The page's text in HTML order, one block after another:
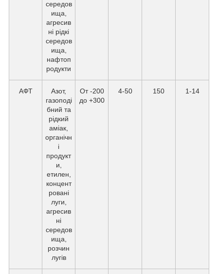
середов
ища,
агресив
ні рідкі
середов
ища,
нафтоп
родукти
АФТ
Азот,
газоподі
бний та
рідкий
аміак,
органічн
і
продукт
и,
етилен,
концент
ровані
луги,
агресив
ні
середов
ища,
розчин
лугів
От -200
до +300
4-50 150 1-14